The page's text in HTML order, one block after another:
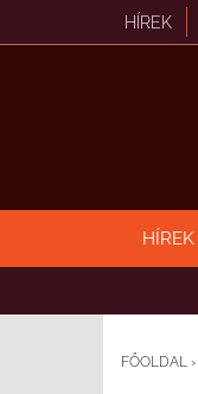
HÍREK
HÍREK
FŐOLDAL ›